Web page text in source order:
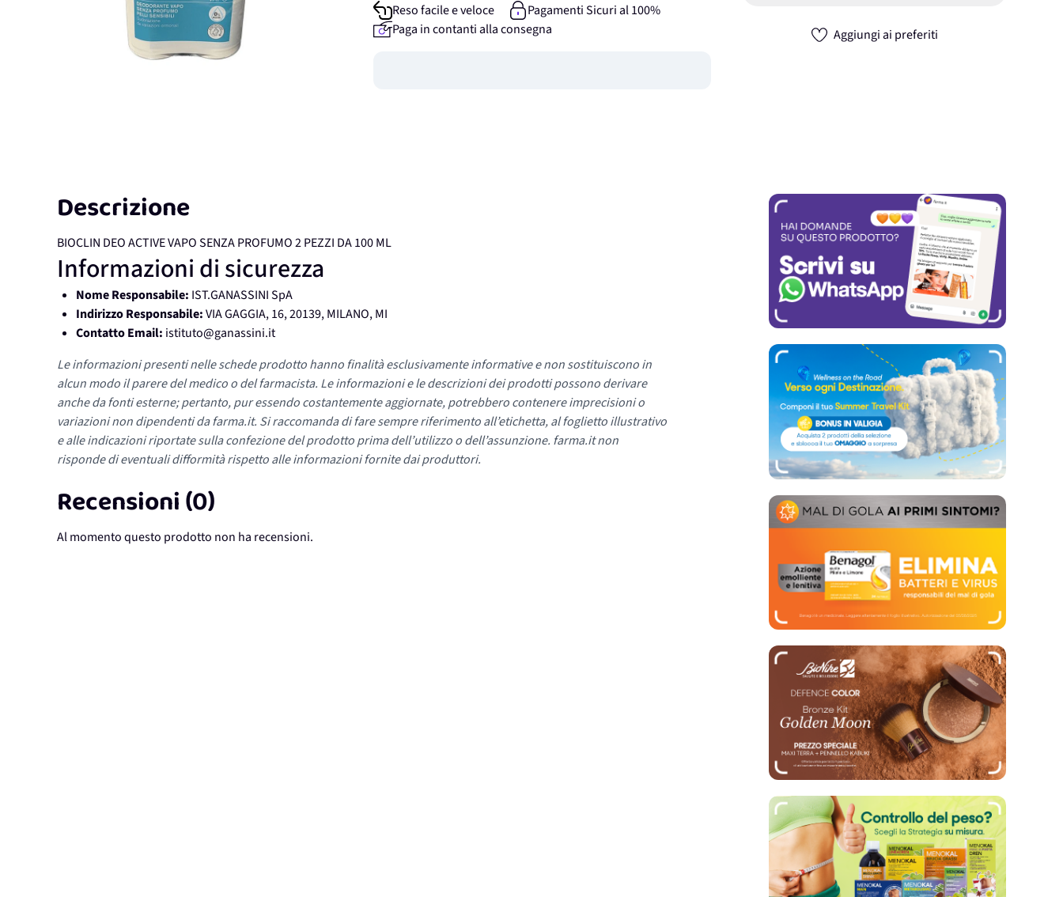
Aggiungi ai preferiti
Reso facile e veloce
Pagamenti Sicuri al 100%
Paga in contanti alla consegna
Descrizione
BIOCLIN DEO ACTIVE VAPO SENZA PROFUMO 2 PEZZI DA 100 ML
Informazioni di sicurezza
Nome Responsabile: IST.GANASSINI SpA
Indirizzo Responsabile:VIA GAGGIA, 16, 20139, MILANO, MI
Contatto Email: istituto@ganassini.it
Le informazioni presenti nelle schede prodotto hanno finalità esclusivamente informative e non sostituiscono in
alcun modo il parere del medico o del farmacista. Le informazioni e le descrizioni dei prodotti possono derivare
anche da fonti esterne; pertanto, pur essendo costantemente aggiornate, potrebbero contenere imprecisioni o
variazioni non dipendenti da farma.it. Si raccomanda di fare sempre riferimento all’etichetta, al foglietto illustrativo
e alle indicazioni riportate sulla confezione del prodotto prima dell’utilizzo o dell’assunzione. farma.it non
risponde di eventuali difformità rispetto alle informazioni fornite dai produttori.
Recensioni (0)
Al momento questo prodotto non ha recensioni.